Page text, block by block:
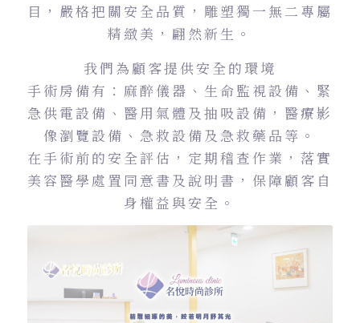
目，嚴格把關安全品質，雕塑獨一無二專屬
精緻美，翩然新生。
我們為顧客提供安全的環境
手術房備有：麻醉儀器、生命監視設備、緊
急供電設備、醫用氣體及抽吸設備，醫療影
像瀏覽設備、急救設備及急救藥品等。
在手術前的安全評估，定期稽查作業，落實
美容醫學處置同意書及說明書，保障顧客自
身權益與安全。